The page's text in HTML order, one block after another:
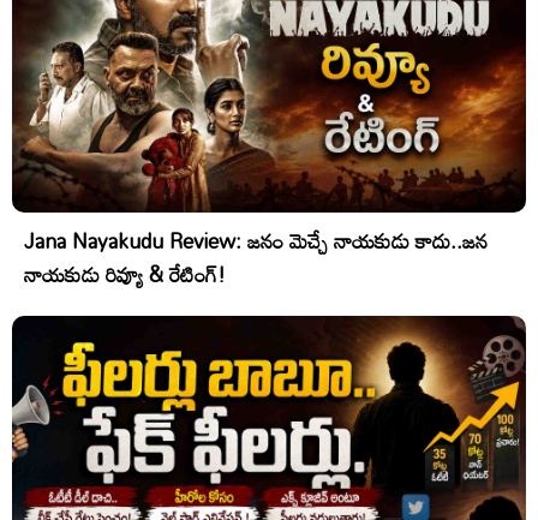
Jana Nayakudu Review: జనం మెచ్చే నాయకుడు కాదు..జన
నాయకుడు రివ్యూ & రేటింగ్!